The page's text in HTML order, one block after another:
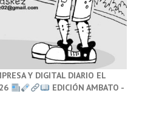
Y DIGITAL DIARIO EL
EDICIÓN AMBATO -